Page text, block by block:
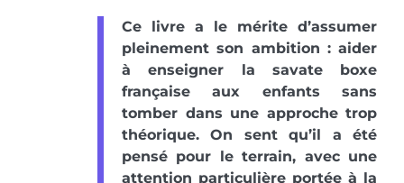
Ce livre a le mérite d’assumer
pleinement son ambition : aider
à enseigner la savate boxe
française aux enfants sans
tomber dans une approche trop
théorique. On sent qu’il a été
pensé pour le terrain, avec une
attention particulière portée à la